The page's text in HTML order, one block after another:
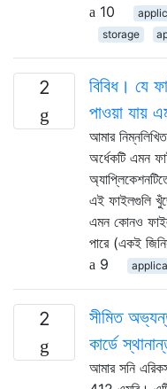
10
storage
2
বিবিধ। যে
পাওয়া যায়
আমার
অর্ধেকটি এমন
এই ফাইলগুলি
এমন কোনও
পারে (একই
9
2
সীমিত
কার্ডে
আমার সনি